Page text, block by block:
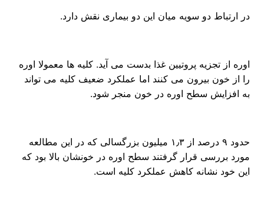
در ارتباط دو سویه میان این دو بیماری نقش دارد.
اوره از تجزیه پروتیین غذا بدست می آید. کلیه ها معمولا اوره
را از خون بیرون می کنند اما عملکرد ضعیف کلیه می تواند
به افزایش سطح اوره در خون منجر شود.
حدود ۹ درصد از ۱٫۳ میلیون بزرگسالی که در این مطالعه
مورد بررسی قرار گرفتند سطح اوره در خونشان بالا بود که
این خود نشانه کاهش عملکرد کلیه است.